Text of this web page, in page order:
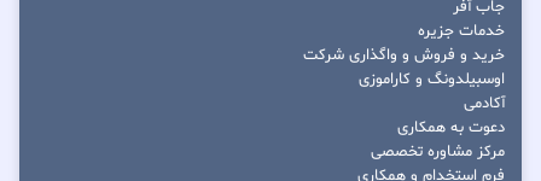
جاب آفر
خدمات جزیره
خرید و فروش و واگذاری شرکت
اوسبیلدونگ و کاراموزی
آکادمی
دعوت به همکاری
مرکز مشاوره تخصصی
فرم استخدام و همکاری